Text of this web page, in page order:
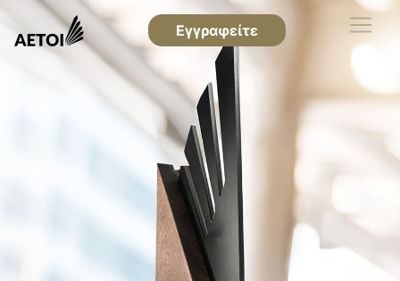
Εγγραφείτε